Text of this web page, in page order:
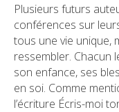
Plusieurs futurs
conférences sur
tous une vie unique,
ressembler. Chacun
son enfance, ses
en soi. Comme
l’écriture Écris-moi